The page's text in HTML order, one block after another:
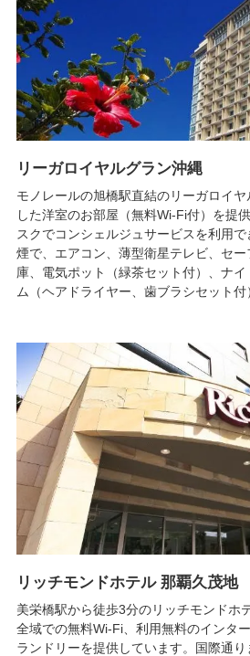
リーガロイヤルグラン沖縄
モノレールの旭橋駅直結のリーガロイ
した洋室のお部屋（無料Wi-Fi付）を提
スクでコンシェルジュサービスを利用
煙で、エアコン、薄型衛星テレビ、セ
庫、電気ポット（緑茶セット付）、ナ
ム（ヘアドライヤー、歯ブラシセット付
リッチモンドホテル 那覇久茂地
美栄橋駅から徒歩3分のリッチモンドホ
全域での無料Wi-Fi、利用無料のインタ
ランドリーを提供しています。国際通